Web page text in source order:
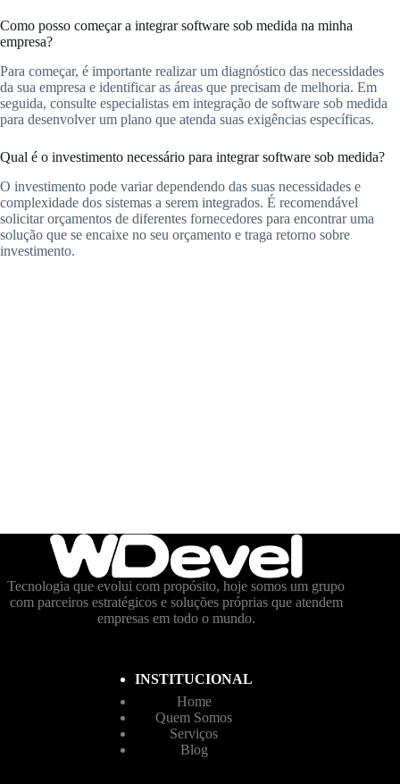
Como posso começar a integrar software sob medida na minha
empresa?
Para começar, é importante realizar um diagnóstico das necessidades
da sua empresa e identificar as áreas que precisam de melhoria. Em
seguida, consulte especialistas em integração de software sob medida
para desenvolver um plano que atenda suas exigências específicas.
Qual é o investimento necessário para integrar software sob medida?
O investimento pode variar dependendo das suas necessidades e
complexidade dos sistemas a serem integrados. É recomendável
solicitar orçamentos de diferentes fornecedores para encontrar uma
solução que se encaixe no seu orçamento e traga retorno sobre
investimento.
Tecnologia que evolui com propósito, hoje somos um grupo
com parceiros estratégicos e soluções próprias que atendem
empresas em todo o mundo.
INSTITUCIONAL
Home
Quem Somos
Serviços
Blog